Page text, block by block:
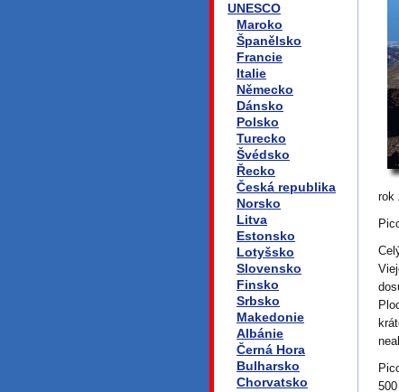
UNESCO
Maroko
Španělsko
Francie
Italie
Německo
Dánsko
Polsko
Turecko
Švédsko
Řecko
Česká republika
Norsko
Litva
Estonsko
Lotyšsko
Slovensko
Finsko
Srbsko
Makedonie
Albánie
Černá Hora
Bulharsko
Chorvatsko
rok